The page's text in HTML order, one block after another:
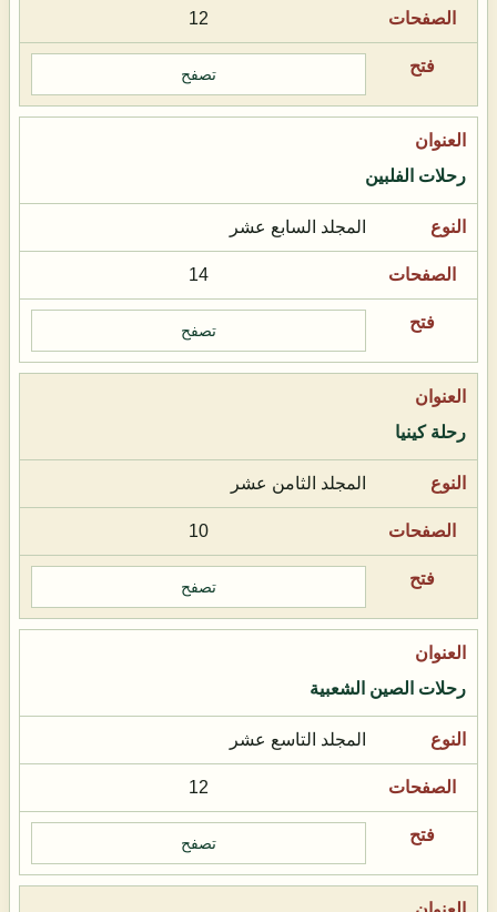
12
تصفح
رحلات الفلبين
المجلد السابع عشر
14
تصفح
رحلة كينيا
المجلد الثامن عشر
10
تصفح
رحلات الصين الشعبية
المجلد التاسع عشر
12
تصفح